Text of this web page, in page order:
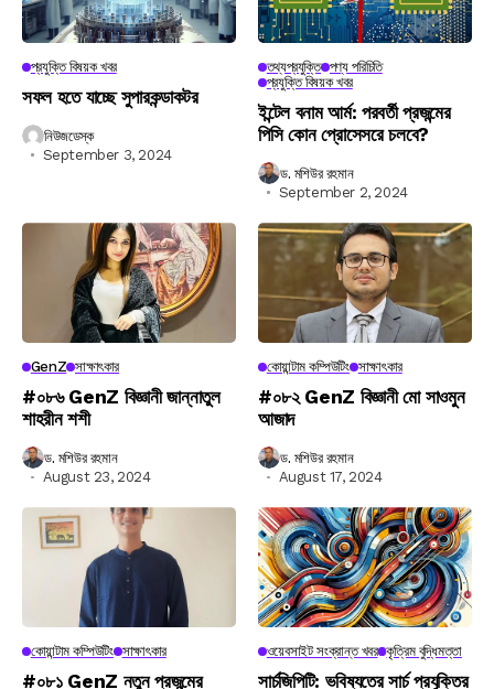
প্রযুক্তি বিষয়ক খবর
সফল হতে যাচ্ছে সুপারকন্ডাকটর
নিউজডেস্ক
September 3, 2024
তথ্যপ্রযুক্তি পণ্য পরিচিতি
প্রযুক্তি বিষয়ক খবর
ইন্টেল বনাম আর্ম: পরবর্তী প্রজন্মের
পিসি কোন প্রোসেসরে চলবে?
ড. মশিউর রহমান
September 2, 2024
GenZ সাক্ষাৎকার
#০৮৬ GenZ বিজ্ঞানী জান্নাতুল
শাহরীন শশী
ড. মশিউর রহমান
August 23, 2024
কোয়ান্টাম কম্পিউটিং সাক্ষাৎকার
#০৮২ GenZ বিজ্ঞানী মো সাওমুন
আজাদ
ড. মশিউর রহমান
August 17, 2024
কোয়ান্টাম কম্পিউটিং সাক্ষাৎকার
#০৮১ GenZ নতুন প্রজন্মের
ওয়েবসাইট সংক্রান্ত খবর কৃত্রিম বুদ্ধিমত্তা
সার্চজিপিটি: ভবিষ্যতের সার্চ প্রযুক্তির